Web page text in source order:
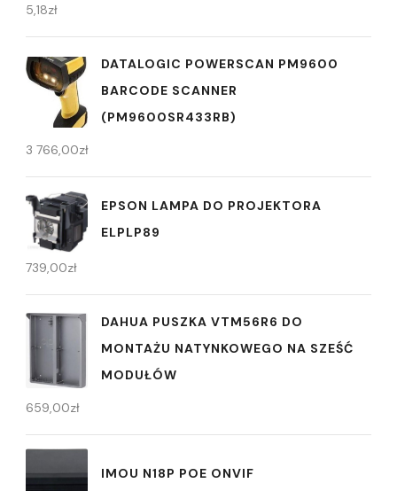
5,18zł
DATALOGIC POWERSCAN PM9600
BARCODE SCANNER
(PM9600SR433RB)
3 766,00zł
EPSON LAMPA DO PROJEKTORA
ELPLP89
739,00zł
DAHUA PUSZKA VTM56R6 DO
MONTAŻU NATYNKOWEGO NA SZEŚĆ
MODUŁÓW
659,00zł
IMOU N18P POE ONVIF